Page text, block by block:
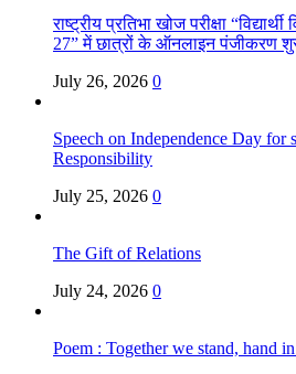
राष्ट्रीय प्रतिभा खोज परीक्षा
27” में छात्रों के ऑनलाइन पंजीकरण
July 26, 2026 0
Speech on Independence Day for
Responsibility
July 25, 2026 0
The Gift of Relations
July 24, 2026 0
Poem : Together we stand, hand